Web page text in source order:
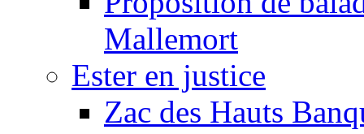
Mallemort
Ester en justice
Zac des Hauts